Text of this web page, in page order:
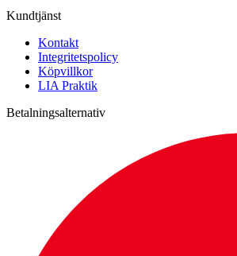
Kundtjänst
Kontakt
Integritetspolicy
Köpvillkor
LIA Praktik
Betalningsalternativ